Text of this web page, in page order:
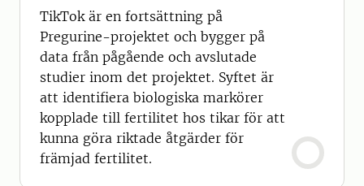
TikTok är en fortsättning på
Pregurine-projektet och bygger på
data från pågående och avslutade
studier inom det projektet. Syftet är
att identifiera biologiska markörer
kopplade till fertilitet hos tikar för att
kunna göra riktade åtgärder för
främjad fertilitet.